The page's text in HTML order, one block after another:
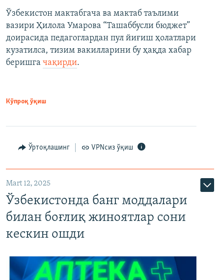
Ўзбекистон мактабгача ва мактаб таълими
вазири Ҳилола Умарова “Ташаббусли бюджет”
доирасида педагоглардан пул йиғиш ҳолатлари
кузатилса, тизим вакилларини бу ҳақда хабар
беришга чақирди.
Кўпроқ ўқиш
Ўртоқлашинг VPNсиз ўқиш
Mart 12, 2025
Ўзбекистонда банг моддалари
билан боғлиқ жиноятлар сони
кескин ошди